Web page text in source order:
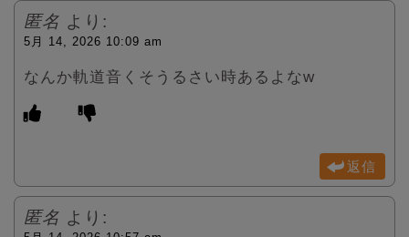
匿名 より:
5月 14, 2026 10:09 am
なんか軌道音くそうるさい時あるよなw
返信
匿名 より: